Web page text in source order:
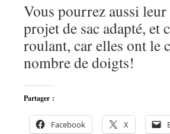
Vous pourrez aussi
projet de sac adapté, et
roulant, car elles ont le
nombre de doigts!
Partager :
Facebook X